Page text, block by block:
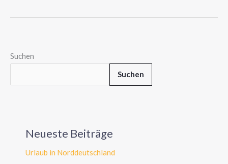
Suchen
Suchen
Neueste Beiträge
Urlaub in Norddeutschland